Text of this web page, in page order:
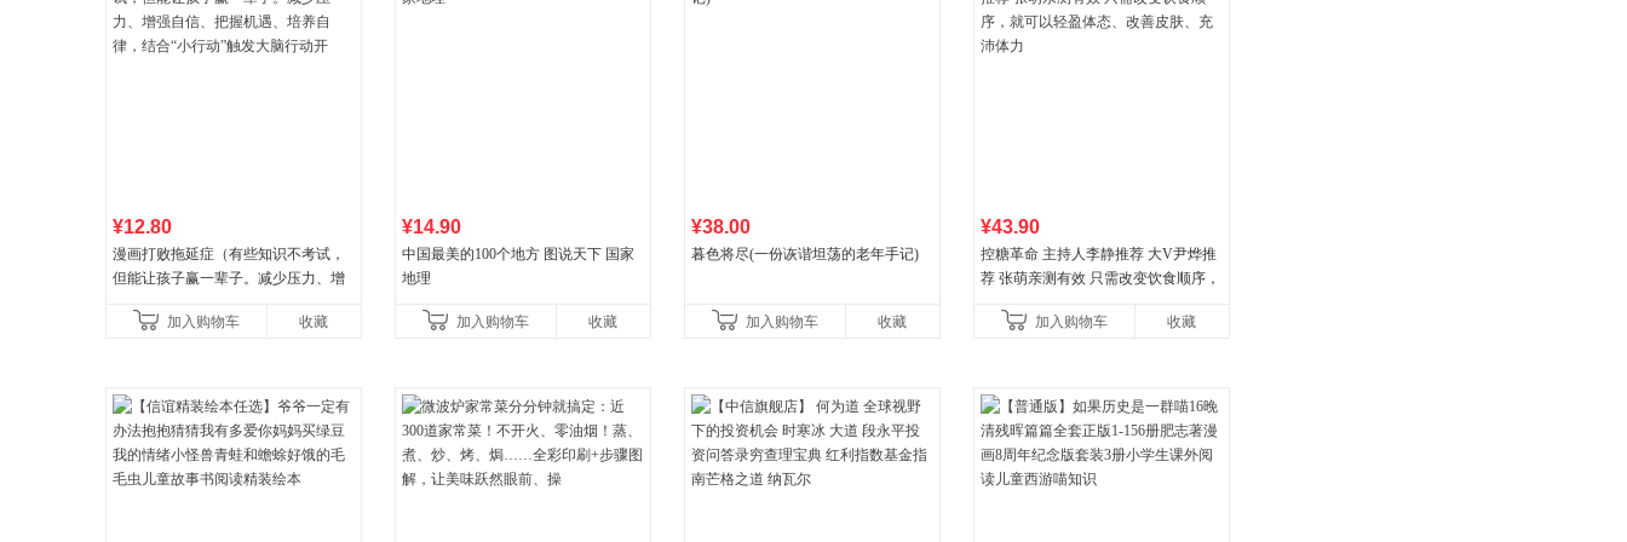
¥12.80
漫画打败拖延症（有些知识不考试，
但能让孩子赢一辈子。减少压力、增
合“小行动”触发大脑行动开
加入购物车 收藏
¥14.90
中国最美的100个地方 图说天下 国家
地理
加入购物车 收藏
¥38.00
暮色将尽(一份诙谐坦荡的老年手记)
加入购物车 收藏
¥43.90
控糖革命 主持人李静推荐 大V尹烨推
荐 张萌亲测有效 只需改变饮食顺序，
加入购物车 收藏